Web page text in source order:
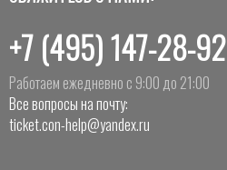
+7 (495) 147-28-92
Работаем ежедневно с 9:00 до 21:00
Все вопросы на почту:
ticket.con-help@yandex.ru